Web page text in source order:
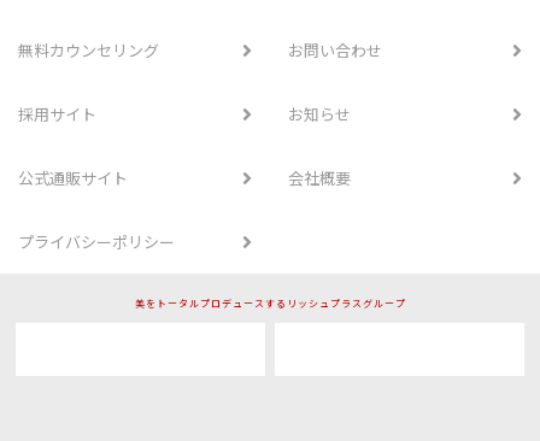
無料カウンセリング お問い合わせ
採用サイト お知らせ
公式通販サイト 会社概要
プライバシーポリシー
美をトータルプロデュースするリッシュプラスグループ